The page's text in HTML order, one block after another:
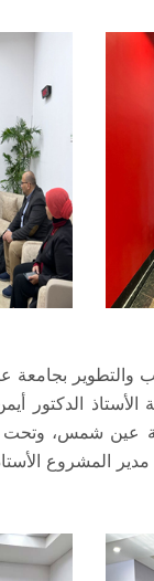
والتطوير
الدكتور
عين شمس، وتحت
مدير المشروع